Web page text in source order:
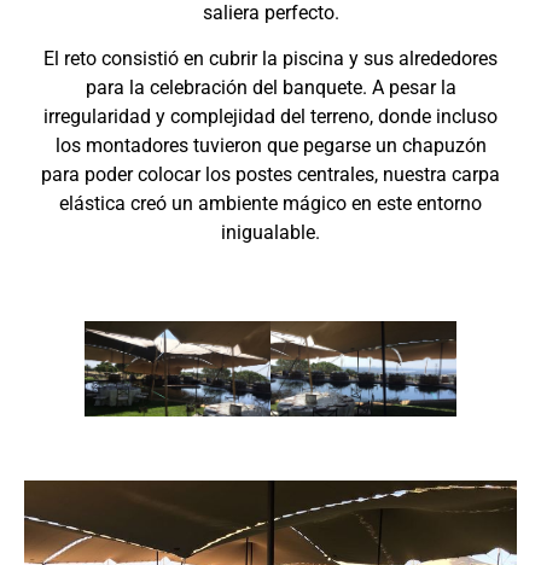
saliera perfecto.
El reto consistió en cubrir la piscina y sus alrededores
para la celebración del banquete. A pesar la
irregularidad y complejidad del terreno, donde incluso
los montadores tuvieron que pegarse un chapuzón
para poder colocar los postes centrales, nuestra carpa
elástica creó un ambiente mágico en este entorno
inigualable.